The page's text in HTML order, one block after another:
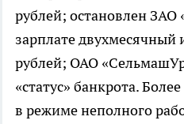
рублей; остановлен ЗАО
зарплате двухмесячный
рублей; ОАО
«статус» банкрота.
в режиме неполного